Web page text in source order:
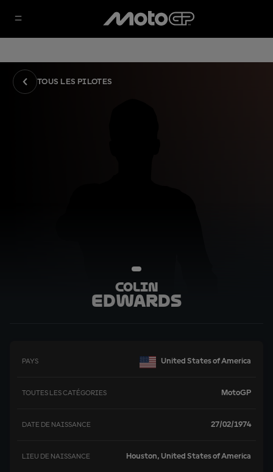
TOUS LES PILOTES
Colin
Edwards
PAYS United States of America
TOUTES LES CATÉGORIES MotoGP
DATE DE NAISSANCE 27/02/1974
LIEU DE NAISSANCE Houston, United States of America